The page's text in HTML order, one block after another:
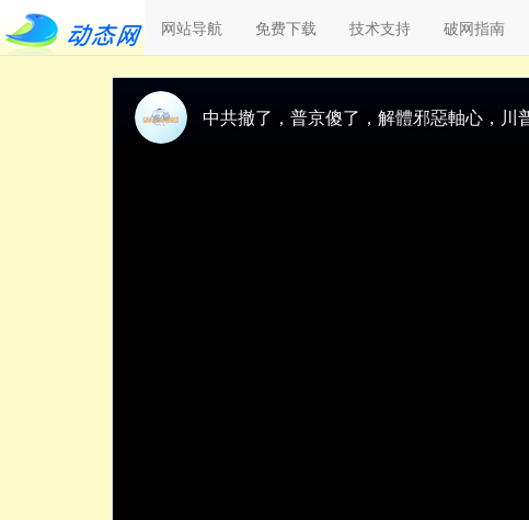
网站导航 免费下载 技术支持 破网指南